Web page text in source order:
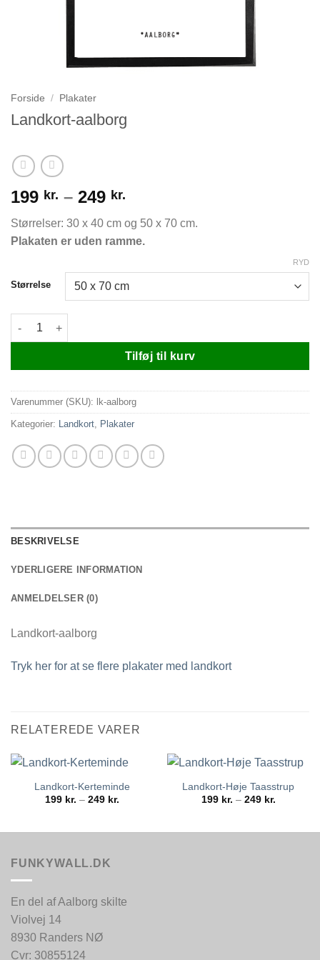
Forside / Plakater
Landkort-aalborg
199 kr. – 249 kr.
199 kr.
til
249 kr.
Størrelser: 30 x 40 cm og 50 x 70 cm.
Plakaten er uden ramme.
Størrelse
RYD
Landkort-aalborg antal
Tilføj til kurv
Varenummer (SKU): lk-aalborg
Kategorier: Landkort, Plakater
BESKRIVELSE
YDERLIGERE INFORMATION
ANMELDELSER (0)
Landkort-aalborg
Tryk her for at se flere plakater med landkort
RELATEREDE VARER
Landkort-Kerteminde
199 kr. – 249 kr.Prisinterval:
Landkort-Høje Taasstrup
199 kr. – 249 kr.
FUNKYWALL.DK
En del af Aalborg skilte
Violvej 14
8930 Randers NØ
Cvr: 30855124